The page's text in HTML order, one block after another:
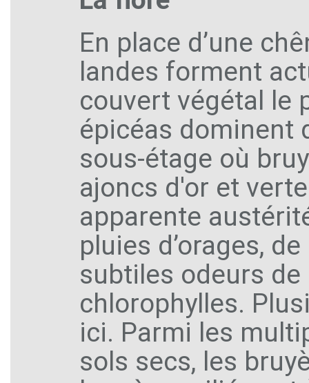
En place d’une
landes forment
couvert végétal le
épicéas dominent
sous-étage où
ajoncs d'or et
apparente
pluies d’orages,
subtiles odeurs de
chlorophylles.
ici. Parmi les
sols secs, les